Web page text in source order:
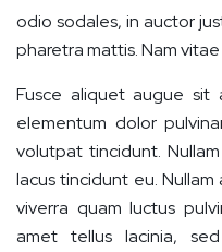
odio sodales, in auctor
pharetra mattis. Nam
Fusce aliquet augue sit
elementum dolor
volutpat tincidunt.
lacus tincidunt eu.
viverra quam luctus
amet tellus lacinia,